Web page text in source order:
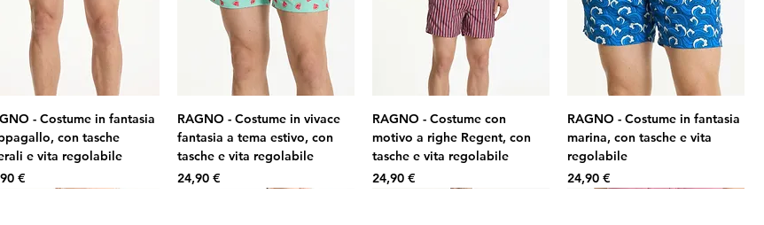
- Costume in fantasia
con tasche
e vita regolabile
€
RAGNO - Costume in vivace
fantasia a tema estivo, con
tasche e vita regolabile
Prezzo
24,90 €
RAGNO - Costume con
motivo a righe Regent, con
tasche e vita regolabile
Prezzo
24,90 €
RAGNO - Costume in fantasia
marina, con tasche e vita
regolabile
Prezzo
24,90 €